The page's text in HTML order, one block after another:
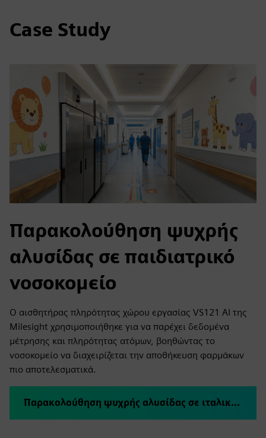
Case Study
Παρακολούθηση ψυχρής
αλυσίδας σε παιδιατρικό
νοσοκομείο
Ο αισθητήρας πληρότητας χώρου εργασίας VS121 AI της
Milesight χρησιμοποιήθηκε για να παρέχει δεδομένα
μέτρησης και πληρότητας ατόμων, βοηθώντας το
νοσοκομείο να διαχειρίζεται την αποθήκευση φαρμάκων
πιο αποτελεσματικά.
Παρακολούθηση ψυχρής αλυσίδας σε ιταλικό παιδιατρικό νοσοκομείο